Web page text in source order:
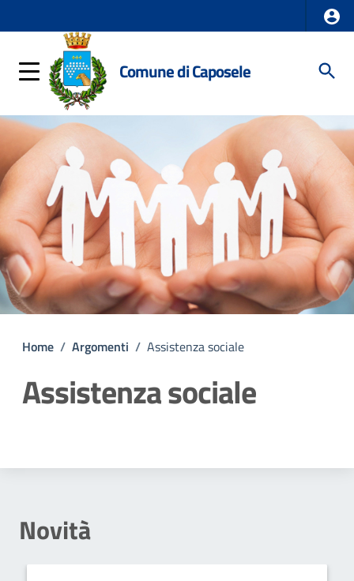
Comune di Caposele
Home / Argomenti / Assistenza sociale
Assistenza sociale
Novità